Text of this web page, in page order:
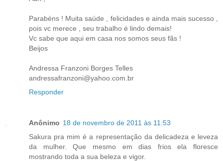
Parabéns ! Muita saúde , felicidades e ainda mais sucesso ,
pois vc merece , seu trabalho é lindo demais!
Vc sabe que aqui em casa nos somos seus fãs !
Beijos
Andressa Franzoni Borges Telles
andressafranzoni@yahoo.com.br
Responder
Anônimo 18 de novembro de 2011 às 11:53
Sakura pra mim é a representação da delicadeza e leveza
da mulher. Que mesmo em dias frios ela floresce
mostrando toda a sua beleza e vigor.